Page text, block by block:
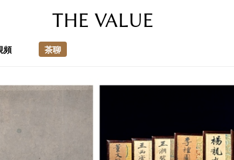
THE VALUE
頻 茶聊